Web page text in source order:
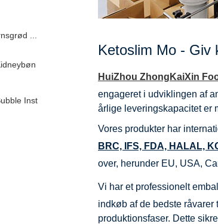
...
Inst
Ketoslim Mo - Giv
HuiZhou ZhongKaiXin
engageret i udviklingen af
årlige leveringskapacitet er
Vores produkter har
BRC, IFS, FDA, HALAL,
over, herunder EU, USA,
Vi har et professionelt
indkøb af de bedste
produktionsfaser. Dette